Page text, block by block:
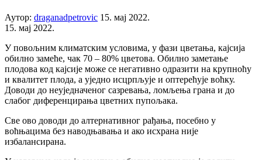
Аутор: draganadpetrovic 15. мај 2022.
15. мај 2022.
У повољним климатским условима, у фази цветања, кајсија
обилно замеће, чак 70 – 80% цветова. Обилно заметање
плодова код кајсије може се негативно одразити на крупноћу
и квалитет плода, а уједно исцрпљује и оптерећује воћку.
Доводи до неуједначеног сазревања, ломљења грана и до
слабог диференцирања цветних пупољака.
Све ово доводи до алтернативног рађања, посебно у
воћњацима без наводњавања и ако исхрана није
избалансирана.